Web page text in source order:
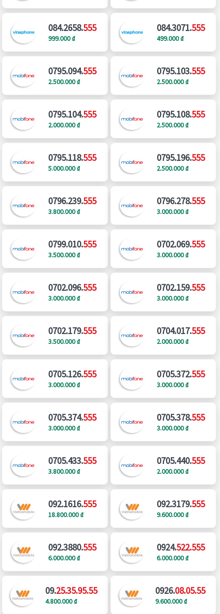
084.2658.555
999.000 ₫
084.3071.555
499.000 ₫
0795.094.555
2.500.000 ₫
0795.103.555
2.500.000 ₫
0795.104.555
2.000.000 ₫
0795.108.555
2.500.000 ₫
0795.118.555
5.000.000 ₫
0795.196.555
2.500.000 ₫
0796.239.555
3.800.000 ₫
0796.278.555
3.000.000 ₫
0799.010.555
3.500.000 ₫
0702.069.555
3.000.000 ₫
0702.096.555
3.000.000 ₫
0702.159.555
3.000.000 ₫
0702.179.555
3.500.000 ₫
0704.017.555
2.000.000 ₫
0705.126.555
3.000.000 ₫
0705.372.555
3.000.000 ₫
0705.374.555
3.000.000 ₫
0705.378.555
3.000.000 ₫
0705.433.555
3.800.000 ₫
0705.440.555
2.000.000 ₫
092.1616.555
18.800.000 ₫
092.3179.555
9.600.000 ₫
092.3880.555
6.000.000 ₫
0924.522.555
6.000.000 ₫
09.25.35.95.55
4.800.000 ₫
0926.08.05.55
9.600.000 ₫